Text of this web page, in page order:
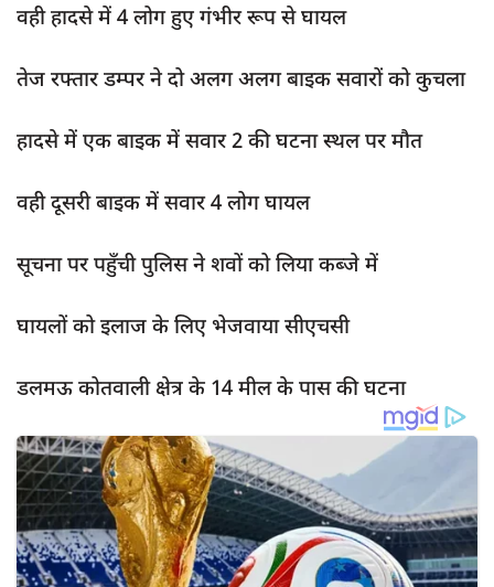
दुर्घटना
editors-pick
Login
Register
English
वही हादसे में 4 लोग हुए गंभीर रूप से घायल
तेज रफ्तार डम्पर ने दो अलग अलग बाइक सवारों को कुचला
हादसे में एक बाइक में सवार 2 की घटना स्थल पर मौत
वही दूसरी बाइक में सवार 4 लोग घायल
सूचना पर पहुँची पुलिस ने शवों को लिया कब्जे में
घायलों को इलाज के लिए भेजवाया सीएचसी
डलमऊ कोतवाली क्षेत्र के 14 मील के पास की घटना